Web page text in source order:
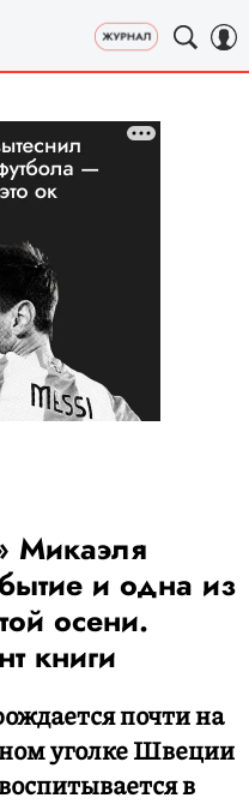
Микаэля
и одна из
осени.
книги
почти на
уголке Швеции
в